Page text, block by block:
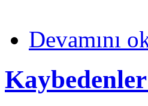
Devamını